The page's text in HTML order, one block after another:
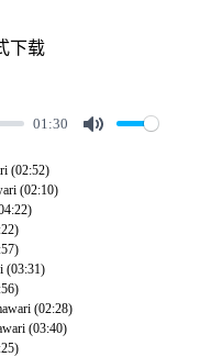
下载
01:30
(02:52)
(02:10)
(03:31)
(02:28)
(03:40)